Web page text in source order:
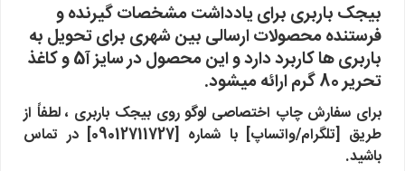
بیجک باربری برای یادداشت مشخصات گیرنده و
فرستنده محصولات ارسالی بین شهری برای تحویل به
باربری ها کاربرد دارد و این محصول در سایز آ5 و کاغذ
تحریر 80 گرم ارائه میشود.
برای سفارش چاپ اختصاصی لوگو روی بیجک باربری ، لطفاً از
طریق [تلگرام/واتساپ] با شماره [09012711727] در تماس
باشید.